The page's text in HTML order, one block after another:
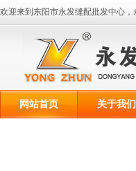
欢迎来到东阳市永发缝配批发中心，
网站首页 关于我们